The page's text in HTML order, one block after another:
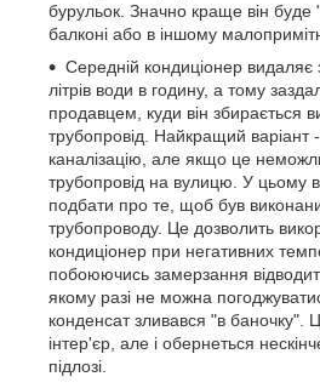
бурульок. Значно краще він буде
балконі або в іншому
Середній кондиціонер видаляє
літрів води в годину, а тому
продавцем, куди він збирається
трубопровід. Найкращий варіант -
каналізацію, але якщо це
трубопровід на вулицю. У цьому
подбати про те, щоб був
трубопроводу. Це дозволить
кондиціонер при негативних
побоюючись замерзання
якому разі не можна
конденсат зливався "в баночку".
інтер'єр, але і обернеться
підлозі.